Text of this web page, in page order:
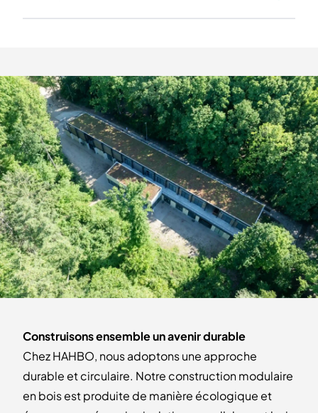
Construisons ensemble un avenir durable
Chez HAHBO, nous adoptons une approche
durable et circulaire. Notre construction modulaire
en bois est produite de manière écologique et